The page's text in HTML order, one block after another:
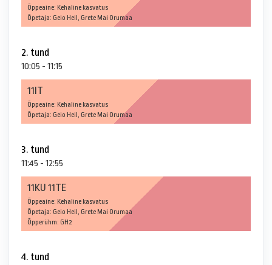
Õppeaine: Kehaline kasvatus
Õpetaja: Geio Heil, Grete Mai Orumaa
2. tund
10:05 - 11:15
11IT
Õppeaine: Kehaline kasvatus
Õpetaja: Geio Heil, Grete Mai Orumaa
3. tund
11:45 - 12:55
11KU 11TE
Õppeaine: Kehaline kasvatus
Õpetaja: Geio Heil, Grete Mai Orumaa
Õpperühm: GH2
4. tund